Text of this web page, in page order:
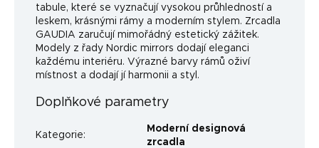
tabule, které se vyznačují vysokou průhledností a
leskem, krásnými rámy a moderním stylem. Zrcadla
GAUDIA zaručují mimořádný estetický zážitek.
Modely z řady Nordic mirrors dodají eleganci
každému interiéru. Výrazné barvy rámů oživí
místnost a dodají jí harmonii a styl.
Doplňkové parametry
Kategorie:
Moderní designová
zrcadla